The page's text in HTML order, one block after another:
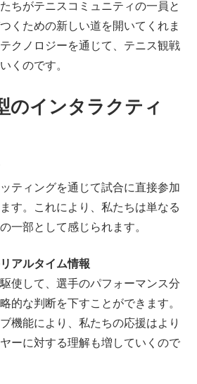
ちがテニスコミュニティの一員と
くための新しい道を開いてくれま
クノロジーを通じて、テニス観戦
くのです。
のインタラクティ
ティングを通じて試合に直接参加
す。これにより、私たちは単なる
一部として感じられます。
アルタイム情報
使して、選手のパフォーマンス分
的な判断を下すことができます。
機能により、私たちの応援はより
ーに対する理解も増していくので